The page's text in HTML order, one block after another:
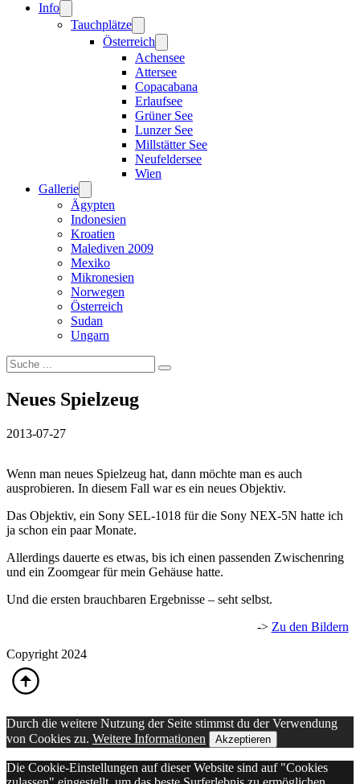
Info
Tauchplätze
Österreich
Achensee
Attersee
Copacabana
Erlaufsee
Grüner See
Lunzer See
Millstätter See
Neufeldersee
Wien
Gallerie
Ägypten
Indonesien
Kroatien
Malediven 2009
Mexiko
Mikronesien
Norwegen
Österreich
Sudan
Ungarn
Suchen
Neues Spielzeug
2013-07-27
Wenn man neues Spielzeug hat, dann möchte man es auch
ausprobieren. In diesem Fall war es ein neues Objektiv.
Das Objektiv, ein Sony SEL-1018 für die Sony NEX-5N hatte ich
ja schon ein paar Monate.
Allerdings dauerte es etwas, bis ich einen passenden Zwischenring
und ein Zoomgear für mein Gehäuse hatte.
Und die ersten brauchbaren Ergebnisse – seht selbst.
-> Zu den Bildern
Copyright 2024
Durch die weitere Nutzung der Seite stimmst du der Verwendung
von Cookies zu. Weitere Informationen Akzeptieren
Die Cookie-Einstellungen auf dieser Website sind auf "Cookies